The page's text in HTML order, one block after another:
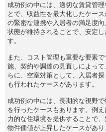
成功例の中には、適切な賃貸管
とで、収益性を最大化したケー
の緊密な連携や入居者の満足度
状態が維持されることで、安定
す。
また、コスト管理も重要な要素
施、契約や調達の見直しによっ
らに、空室対策として、入居者
も行われたケースがあります。
成功例の中には、長期的な視野
を行ったケースもあります。例
力的な住環境を提供することで
物件価値が上昇したケースがあり